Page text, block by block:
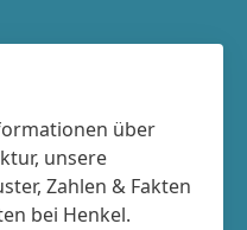
über
unsere
Zahlen & Fakten
bei Henkel.